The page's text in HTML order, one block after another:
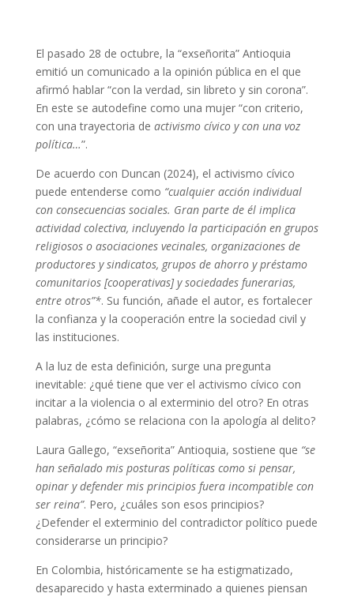
El pasado 28 de octubre, la “exseñorita” Antioquia
emitió un comunicado a la opinión pública en el que
afirmó hablar “con la verdad, sin libreto y sin corona”.
En este se autodefine como una mujer “con criterio,
con una trayectoria de activismo cívico y con una voz
política…”.
De acuerdo con Duncan (2024), el activismo cívico
puede entenderse como “cualquier acción individual
con consecuencias sociales. Gran parte de él implica
actividad colectiva, incluyendo la participación en grupos
religiosos o asociaciones vecinales, organizaciones de
productores y sindicatos, grupos de ahorro y préstamo
comunitarios [cooperativas] y sociedades funerarias,
entre otros”*. Su función, añade el autor, es fortalecer
la confianza y la cooperación entre la sociedad civil y
las instituciones.
A la luz de esta definición, surge una pregunta
inevitable: ¿qué tiene que ver el activismo cívico con
incitar a la violencia o al exterminio del otro? En otras
palabras, ¿cómo se relaciona con la apología al delito?
Laura Gallego, “exseñorita” Antioquia, sostiene que “se
han señalado mis posturas políticas como si pensar,
opinar y defender mis principios fuera incompatible con
ser reina”. Pero, ¿cuáles son esos principios?
¿Defender el exterminio del contradictor político puede
considerarse un principio?
En Colombia, históricamente se ha estigmatizado,
desaparecido y hasta exterminado a quienes piensan